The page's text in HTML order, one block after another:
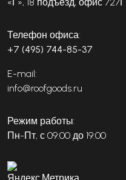
Телефон офиса:
+7 (495) 744-85-37
E-mail:
info@roofgoods.ru
Режим работы:
Пн-Пт, с 09:00 до 19:00